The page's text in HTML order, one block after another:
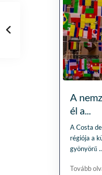
A
él a...
A Costa
régiója a
gyönyörű
Tovább